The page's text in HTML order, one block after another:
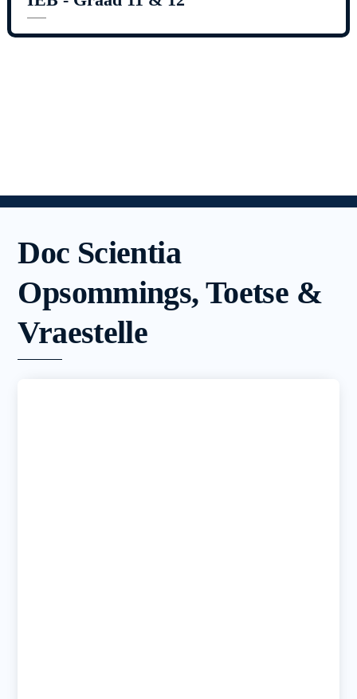
Doc Scientia
Opsommings, Toetse &
Vraestelle